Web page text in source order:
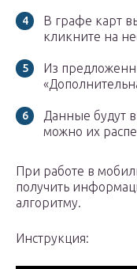
В графе карт
кликните на
Из
Данные будут
можно их
При работе в
получить
алгоритму.
Инструкция: